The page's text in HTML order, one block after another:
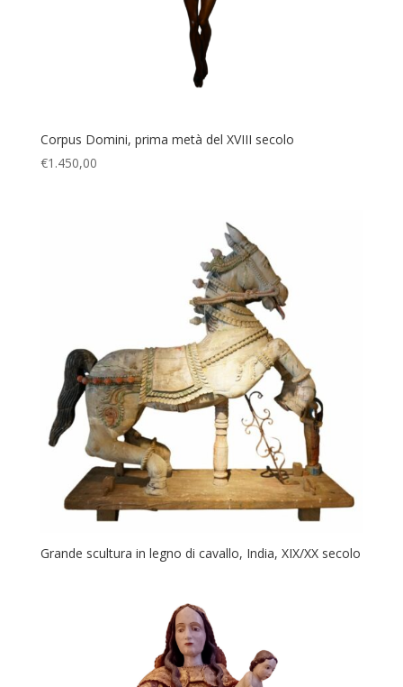
Corpus Domini, prima metà del XVIII secolo
€1.450,00
Grande scultura in legno di cavallo, India, XIX/XX secolo